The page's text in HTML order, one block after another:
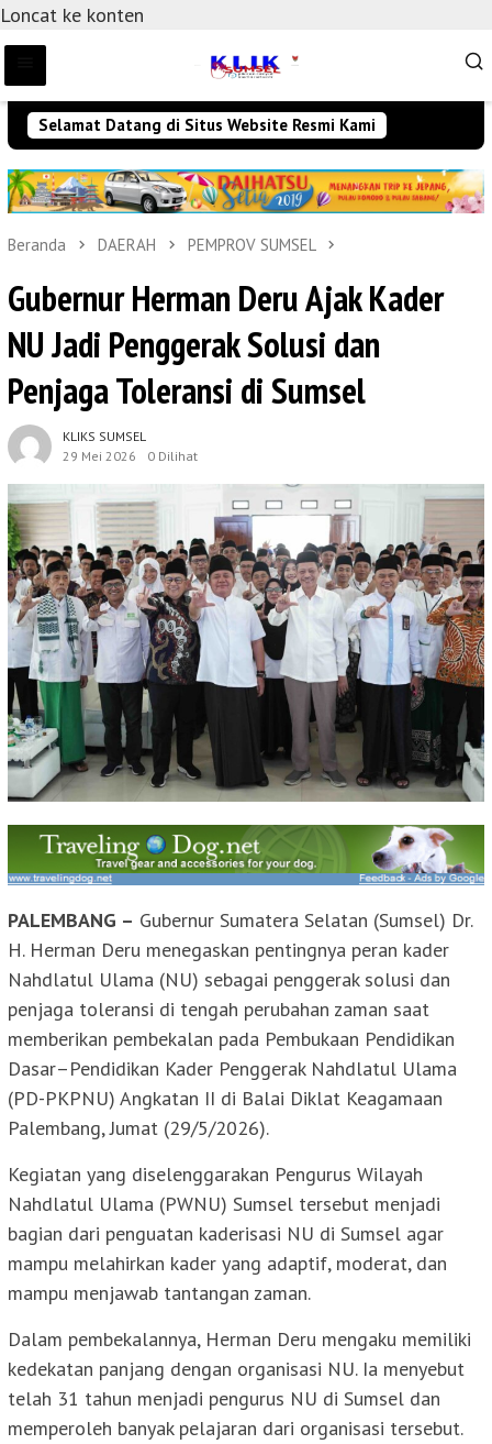
Loncat ke konten
Selamat Datang di Situs Website Resmi Kami
Beranda DAERAH PEMPROV SUMSEL
Gubernur Herman Deru Ajak Kader
NU Jadi Penggerak Solusi dan
Penjaga Toleransi di Sumsel
KLIKS SUMSEL
29 Mei 2026
0 Dilihat
PALEMBANG – Gubernur Sumatera Selatan (Sumsel) Dr.
H. Herman Deru menegaskan pentingnya peran kader
Nahdlatul Ulama (NU) sebagai penggerak solusi dan
penjaga toleransi di tengah perubahan zaman saat
memberikan pembekalan pada Pembukaan Pendidikan
Dasar–Pendidikan Kader Penggerak Nahdlatul Ulama
(PD-PKPNU) Angkatan II di Balai Diklat Keagamaan
Palembang, Jumat (29/5/2026).
Kegiatan yang diselenggarakan Pengurus Wilayah
Nahdlatul Ulama (PWNU) Sumsel tersebut menjadi
bagian dari penguatan kaderisasi NU di Sumsel agar
mampu melahirkan kader yang adaptif, moderat, dan
mampu menjawab tantangan zaman.
Dalam pembekalannya, Herman Deru mengaku memiliki
kedekatan panjang dengan organisasi NU. Ia menyebut
telah 31 tahun menjadi pengurus NU di Sumsel dan
memperoleh banyak pelajaran dari organisasi tersebut.